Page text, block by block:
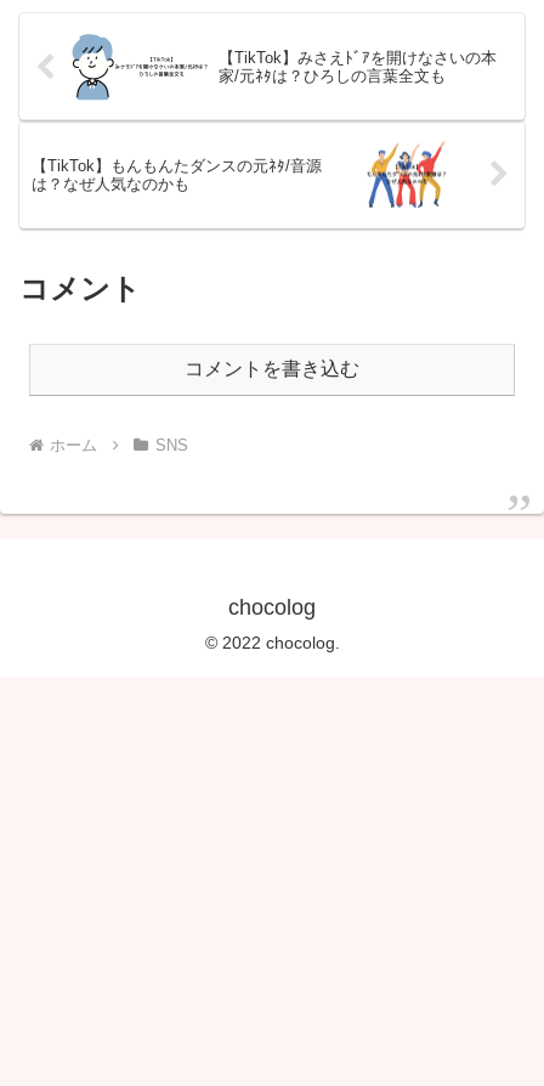
【TikTok】みさえﾄﾞｱを開けなさいの本
家/元ﾈﾀは？ひろしの言葉全文も
【TikTok】もんもんたダンスの元ﾈﾀ/音源
は？なぜ人気なのかも
コメント
コメントを書き込む
ホーム SNS
chocolog
© 2022 chocolog.